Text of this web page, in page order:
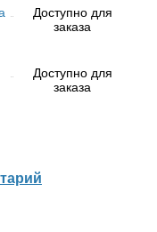
Доступно для
заказа
Доступно для
заказа